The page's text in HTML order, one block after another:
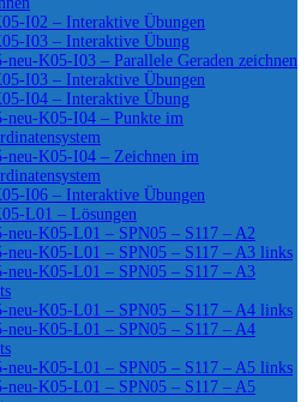
I02 – Interaktive Übungen
I03 – Interaktive Übung
neu-K05-I03 – Parallele Geraden zeichnen
I03 – Interaktive Übungen
I04 – Interaktive Übung
neu-K05-I04 – Punkte im
neu-K05-I04 – Zeichnen im
I06 – Interaktive Übungen
L01 – Lösungen
neu-K05-L01 – SPN05 – S117 – A2
neu-K05-L01 – SPN05 – S117 – A3 links
neu-K05-L01 – SPN05 – S117 – A3
neu-K05-L01 – SPN05 – S117 – A4 links
neu-K05-L01 – SPN05 – S117 – A4
neu-K05-L01 – SPN05 – S117 – A5 links
neu-K05-L01 – SPN05 – S117 – A5